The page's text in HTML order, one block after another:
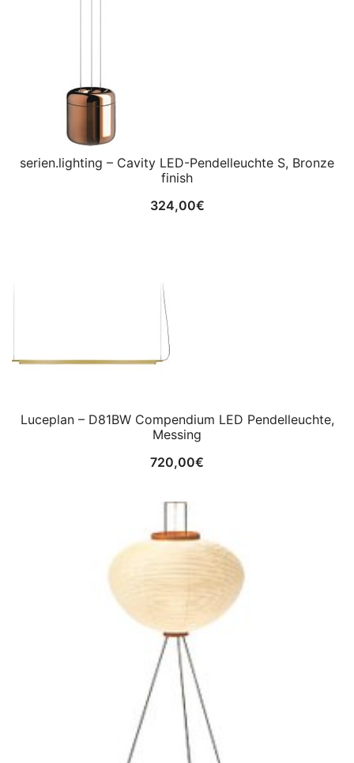
serien.lighting – Cavity LED-Pendelleuchte S, Bronze
finish
324,00€
Luceplan – D81BW Compendium LED Pendelleuchte,
Messing
720,00€